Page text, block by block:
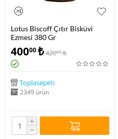
Lotus Biscoff Çıtır Bisküvi
Ezmesi 380 Gr
40000₺42000 ₺
Toplasepeti
2349 ürün
+
−